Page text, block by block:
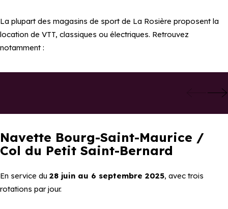
La plupart des magasins de sport de La Rosière proposent la
location de VTT, classiques ou électriques. Retrouvez
notamment :
Eucherts
Navette Bourg-Saint-Maurice /
Col du Petit Saint-Bernard
En service du 28 juin au 6 septembre 2025, avec trois
rotations par jour.